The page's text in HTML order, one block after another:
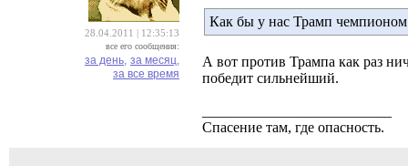
28.04.2011 | 12:35:13
все его сообщения:
за день, за месяц,
за все время
Как бы у нас Трамп чемпионом
А вот против Трампа как раз
победит сильнейший.
Спасение там, где опасность.